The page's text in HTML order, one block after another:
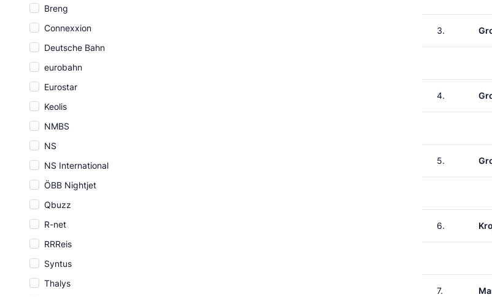
Breng
Connexxion
Deutsche Bahn
eurobahn
Eurostar
Keolis
NMBS
NS
NS International
ÖBB Nightjet
Qbuzz
R-net
RRReis
Syntus
Thalys
3.
4.
5.
6.
7.